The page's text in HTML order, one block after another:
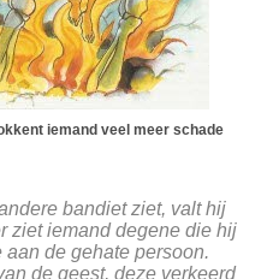
iemand veel meer schade
bandiet ziet, valt hij
ziet iemand degene die hij
de gehate persoon.
de geest, deze verkeerd